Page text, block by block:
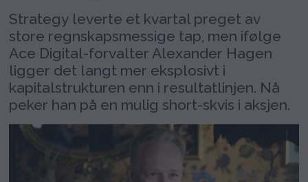
Strategy leverte et kvartal preget av
store regnskapsmessige tap, men ifølge
Ace Digital-forvalter Alexander Hagen
ligger det langt mer eksplosivt i
kapitalstrukturen enn i resultatlinjen. Nå
peker han på en mulig short-skvis i aksjen.